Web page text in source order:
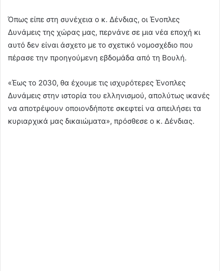
Όπως είπε στη συνέχεια ο κ. Δένδιας, οι Ένοπλες
Δυνάμεις της χώρας μας, περνάνε σε μια νέα εποχή κι
αυτό δεν είναι άσχετο με το σχετικό νομοσχέδιο που
πέρασε την προηγούμενη εβδομάδα από τη Βουλή.
«Έως το 2030, θα έχουμε τις ισχυρότερες Ένοπλες
Δυνάμεις στην ιστορία του ελληνισμού, απολύτως ικανές
να αποτρέψουν οποιονδήποτε σκεφτεί να απειλήσει τα
κυριαρχικά μας δικαιώματα», πρόσθεσε ο κ. Δένδιας.